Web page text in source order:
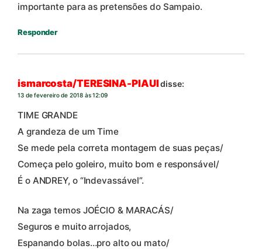
importante para as pretensões do Sampaio.
Responder
ismarcosta/TERESINA-PIAUIdisse:
13 de fevereiro de 2018 às 12:09
TIME GRANDE
A grandeza de um Time
Se mede pela correta montagem de suas peças/
Começa pelo goleiro, muito bom e responsável/
É o ANDREY, o “Indevassável”.
Na zaga temos JOÉCIO & MARACÁS/
Seguros e muito arrojados,
Espanando bolas…pro alto ou mato/